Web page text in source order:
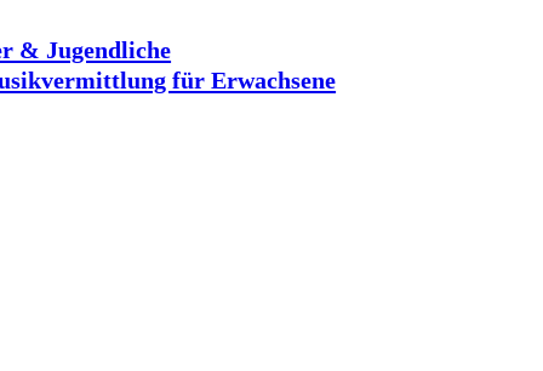
& Jugendliche
für Erwachsene